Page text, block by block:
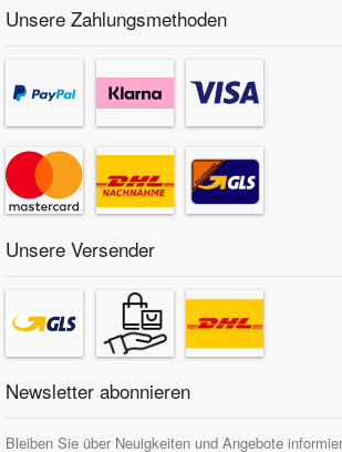
Unsere Zahlungsmethoden
Unsere Versender
Newsletter abonnieren
Bleiben Sie über Neuigkeiten und Angebote